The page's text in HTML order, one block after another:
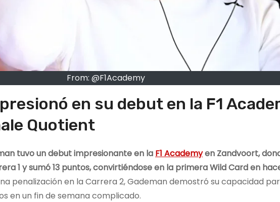
From: @F1Academy
en su debut en la F1
Quotient
tuvo un debut impresionante en la F1 Academyen Zandvoort,
1 y sumó 13 puntos, convirtiéndose en la primera Wild Card en
penalización en la Carrera 2, Gademan demostró su capacidad
en un fin de semana complicado.